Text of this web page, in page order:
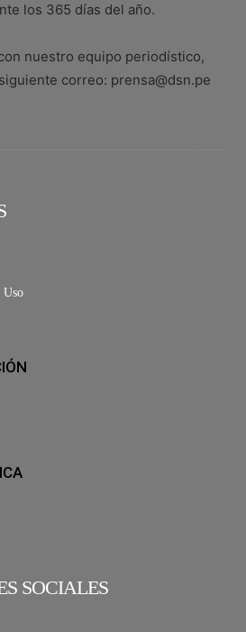
los 365 días del año.
nuestro equipo periodístico,
correo: prensa@dsn.pe
Uso
SOCIALES